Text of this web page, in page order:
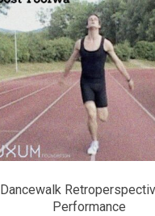
Dancewalk
Performance